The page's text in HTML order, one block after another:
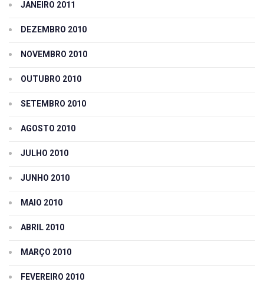
JANEIRO 2011
DEZEMBRO 2010
NOVEMBRO 2010
OUTUBRO 2010
SETEMBRO 2010
AGOSTO 2010
JULHO 2010
JUNHO 2010
MAIO 2010
ABRIL 2010
MARÇO 2010
FEVEREIRO 2010